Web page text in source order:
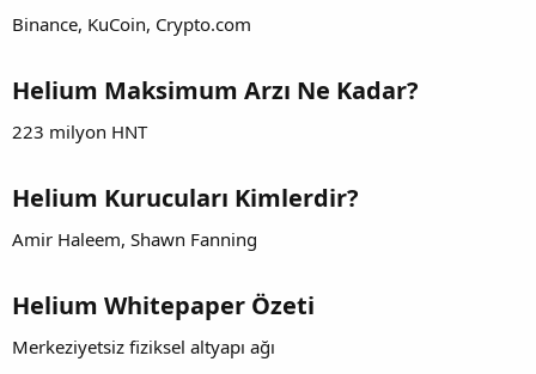
Binance, KuCoin, Crypto.com
Helium Maksimum Arzı Ne Kadar?
223 milyon HNT
Helium Kurucuları Kimlerdir?
Amir Haleem, Shawn Fanning
Helium Whitepaper Özeti
Merkeziyetsiz fiziksel altyapı ağı